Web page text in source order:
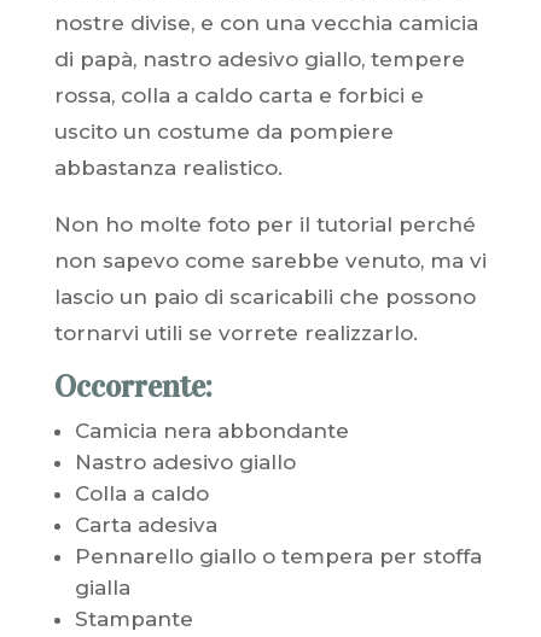
nostre divise, e con una vecchia camicia
di papà, nastro adesivo giallo, tempere
rossa, colla a caldo carta e forbici e
uscito un costume da pompiere
abbastanza realistico.
Non ho molte foto per il tutorial perché
non sapevo come sarebbe venuto, ma vi
lascio un paio di scaricabili che possono
tornarvi utili se vorrete realizzarlo.
Occorrente:
Camicia nera abbondante
Nastro adesivo giallo
Colla a caldo
Carta adesiva
Pennarello giallo o tempera per stoffa
gialla
Stampante